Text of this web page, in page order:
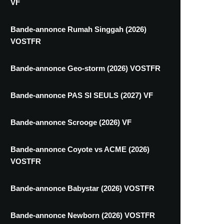
VF
Bande-annonce Rumah Singgah (2026)
VOSTFR
Bande-annonce Geo-storm (2026) VOSTFR
Bande-annonce PAS SI SEULS (2027) VF
Bande-annonce Scrooge (2026) VF
Bande-annonce Coyote vs ACME (2026)
VOSTFR
Bande-annonce Babystar (2026) VOSTFR
Bande-annonce Newborn (2026) VOSTFR